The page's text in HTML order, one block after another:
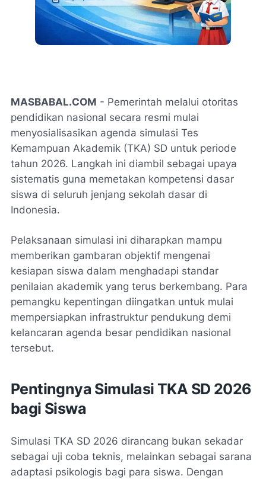
MASBABAL.COM - Pemerintah melalui otoritas
pendidikan nasional secara resmi mulai
menyosialisasikan agenda simulasi Tes
Kemampuan Akademik (TKA) SD untuk periode
tahun 2026. Langkah ini diambil sebagai upaya
sistematis guna memetakan kompetensi dasar
siswa di seluruh jenjang sekolah dasar di
Indonesia.
Pelaksanaan simulasi ini diharapkan mampu
memberikan gambaran objektif mengenai
kesiapan siswa dalam menghadapi standar
penilaian akademik yang terus berkembang. Para
pemangku kepentingan diingatkan untuk mulai
mempersiapkan infrastruktur pendukung demi
kelancaran agenda besar pendidikan nasional
tersebut.
Pentingnya Simulasi TKA SD 2026
bagi Siswa
Simulasi TKA SD 2026 dirancang bukan sekadar
sebagai uji coba teknis, melainkan sebagai sarana
adaptasi psikologis bagi para siswa. Dengan